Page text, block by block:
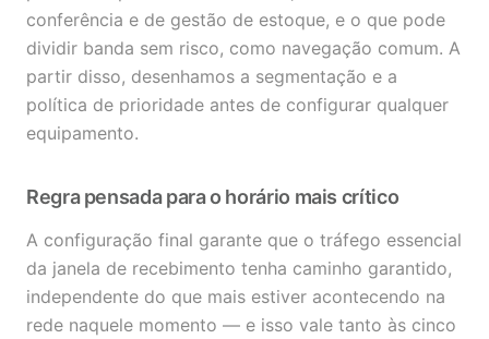
conferência e de gestão de estoque, e o que pode
dividir banda sem risco, como navegação comum. A
partir disso, desenhamos a segmentação e a
política de prioridade antes de configurar qualquer
equipamento.
Regra pensada para o horário mais crítico
A configuração final garante que o tráfego essencial
da janela de recebimento tenha caminho garantido,
independente do que mais estiver acontecendo na
rede naquele momento — e isso vale tanto às cinco